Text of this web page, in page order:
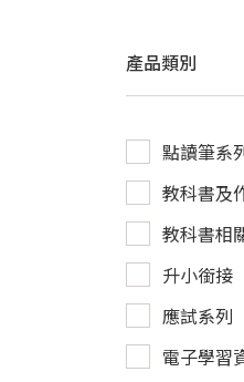
產品類別
點讀筆系
教科書及
教科書相
升小銜接
應試系列
電子學習